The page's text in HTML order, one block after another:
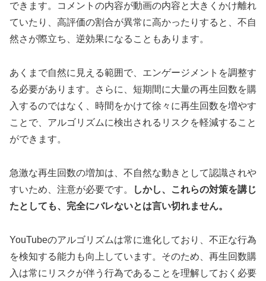
できます。コメントの内容が動画の内容と大きくかけ離れ
ていたり、高評価の割合が異常に高かったりすると、不自
然さが際立ち、逆効果になることもあります。
あくまで自然に見える範囲で、エンゲージメントを調整す
る必要があります。さらに、短期間に大量の再生回数を購
入するのではなく、時間をかけて徐々に再生回数を増やす
ことで、アルゴリズムに検出されるリスクを軽減すること
ができます。
急激な再生回数の増加は、不自然な動きとして認識されや
すいため、注意が必要です。
しかし、これらの対策を講じ
たとしても、完全にバレないとは言い切れません。
YouTubeのアルゴリズムは常に進化しており、不正な行為
を検知する能力も向上しています。そのため、再生回数購
入は常にリスクが伴う行為であることを理解しておく必要